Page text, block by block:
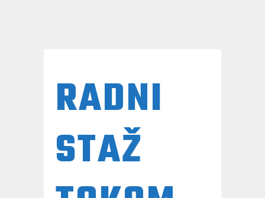
RADNI
STAŽ